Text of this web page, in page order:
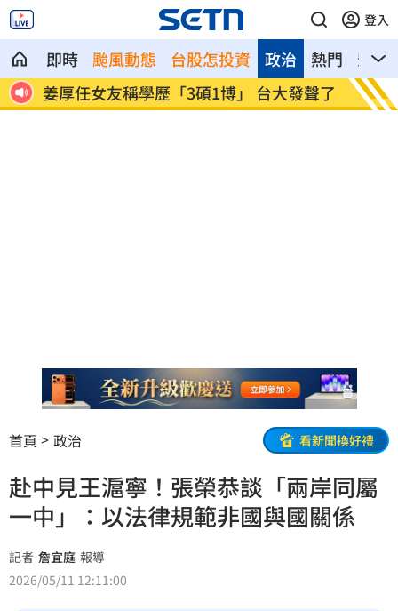
登入
即時 颱風動態 台股怎投資 熱門 影音
政治
姜厚任女友稱學歷「3碩1博」 台大發聲了
官方
助
首頁 政治 看新聞換好禮
赴中見王滬寧！張榮恭談「兩岸同屬
一中」：以法律規範非國與國關係
記者 詹宜庭 報導
2026/05/11 12:11:00